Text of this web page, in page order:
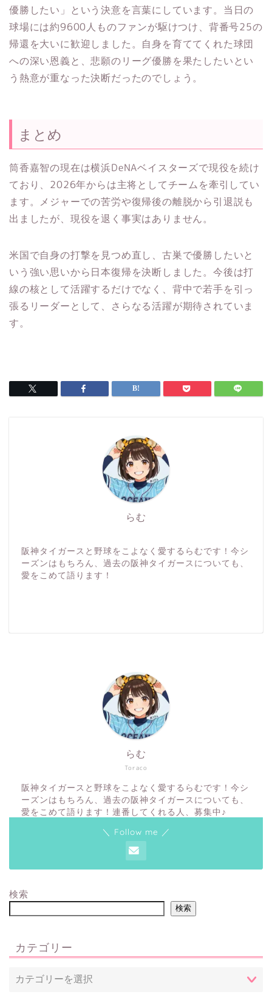
優勝したい」という決意を言葉にしています。当日の
球場には約9600人ものファンが駆けつけ、背番号25の
帰還を大いに歓迎しました。自身を育ててくれた球団
への深い恩義と、悲願のリーグ優勝を果たしたいとい
う熱意が重なった決断だったのでしょう。
まとめ
筒香嘉智の現在は横浜DeNAベイスターズで現役を続け
ており、2026年からは主将としてチームを牽引してい
ます。メジャーでの苦労や復帰後の離脱から引退説も
出ましたが、現役を退く事実はありません。
米国で自身の打撃を見つめ直し、古巣で優勝したいと
いう強い思いから日本復帰を決断しました。今後は打
線の核として活躍するだけでなく、背中で若手を引っ
張るリーダーとして、さらなる活躍が期待されていま
す。
らむ
阪神タイガースと野球をこよなく愛するらむです！今シ
ーズンはもちろん、過去の阪神タイガースについても、
愛をこめて語ります！
Toraco
らむ
阪神タイガースと野球をこよなく愛するらむです！今シ
ーズンはもちろん、過去の阪神タイガースについても、
愛をこめて語ります！連番してくれる人、募集中♪
＼ Follow me ／
検索
検索
カテゴリー